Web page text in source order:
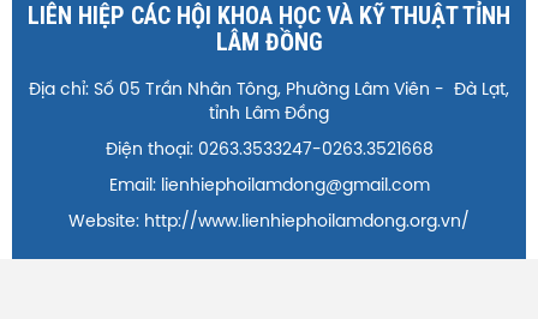
LIÊN HIỆP CÁC HỘI KHOA HỌC VÀ KỸ THUẬT TỈNH
LÂM ĐỒNG
Địa chỉ: Số 05 Trần Nhân Tông, Phường Lâm Viên - Đà Lạt,
tỉnh Lâm Đồng
Điện thoại: 0263.3533247-0263.3521668
Email: lienhiephoilamdong@gmail.com
Website: http://www.lienhiephoilamdong.org.vn/